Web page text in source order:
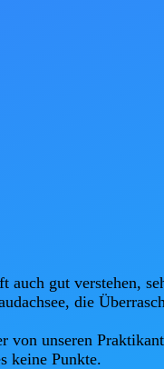
gut verstehen,
die
von unseren
keine Punkte.